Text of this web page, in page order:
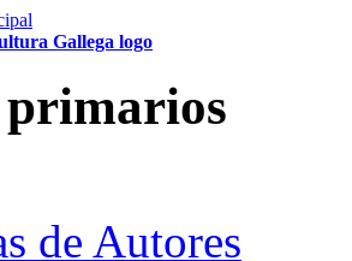
primarios
de Autores